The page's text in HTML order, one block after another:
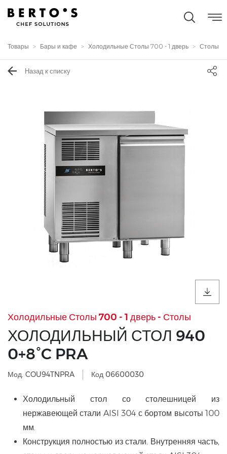
Товары Бары и кафе Холодильные Столы 700 - 1 дверь Столы
Назад к списку
Холодильные Столы 700 - 1 дверь - Столы
ХОЛОДИЛЬНЫЙ СТОЛ 940
0+8°C PRA
Мод. COU94TNPRA Код 06600030
Холодильный стол со столешницей из
нержавеющей стали AISI 304 с бортом высоты 100
мм.
Конструкция полностью из стали. Внутренняя часть,